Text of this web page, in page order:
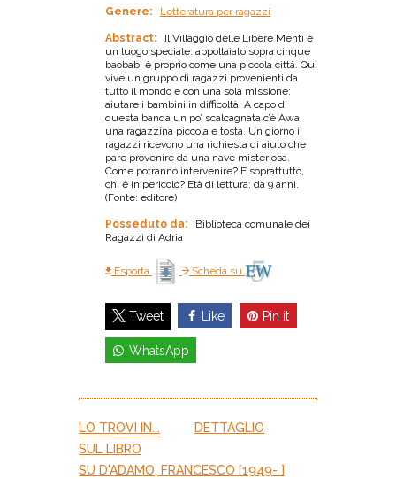
Genere: Letteratura per ragazzi
Abstract:
Il Villaggio delle Libere Menti è
un luogo speciale: appollaiato sopra cinque
baobab, è proprio come una piccola città. Qui
vive un gruppo di ragazzi provenienti da
tutto il mondo e con una sola missione:
aiutare i bambini in difficoltà. A capo di
questa banda un po’ scalcagnata c’è Awa,
una ragazzina piccola e tosta. Un giorno i
ragazzi ricevono una richiesta di aiuto che
pare provenire da una nave misteriosa.
Come potranno intervenire? E soprattutto,
chi è in pericolo? Età di lettura: da 9 anni.
(Fonte: editore)
Posseduto da:
Biblioteca comunale dei
Ragazzi di Adria
Esporta Scheda su
Tweet Like Pin it
WhatsApp
LO TROVI IN...
DETTAGLIO
SUL LIBRO
SU D'ADAMO, FRANCESCO [1949- ]